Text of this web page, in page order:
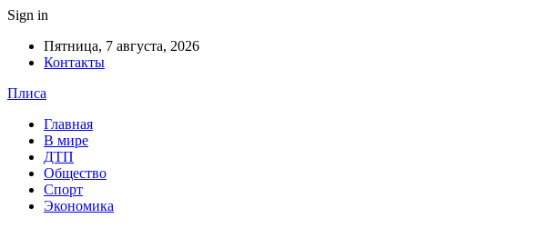
Sign in
Пятница, 7 августа, 2026
Контакты
Плиса
Главная
В мире
ДТП
Общество
Спорт
Экономика